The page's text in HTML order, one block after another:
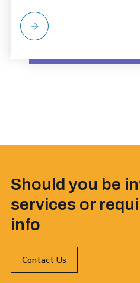
Should you be
services or
info
Contact Us